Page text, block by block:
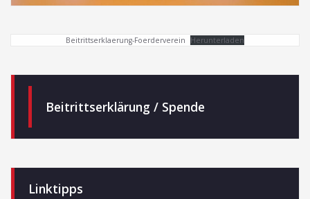
Beitrittserklaerung-Foerderverein Herunterladen
Beitrittserklärung / Spende
Linktipps